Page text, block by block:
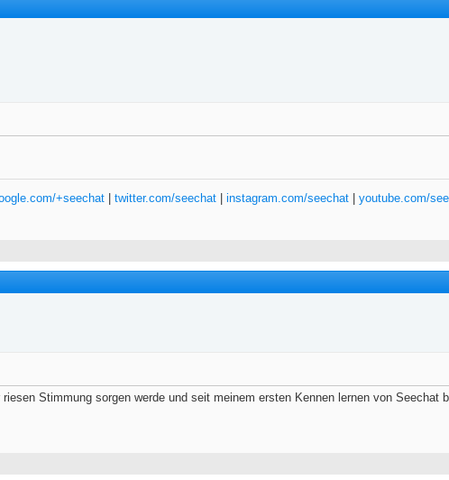
+seechat twitter.com/seechat instagram.com/seechat youtube.com/
Stimmung sorgen werde und seit meinem ersten Kennen lernen von Seechat